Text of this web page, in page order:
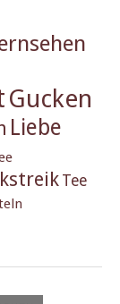
Gucken
Liebe
Tee